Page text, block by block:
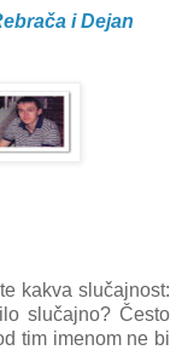
i Dejan
kakva slučajnost:
slučajno? Često
tim imenom ne bi